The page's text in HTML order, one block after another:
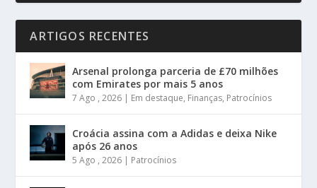
ARTIGOS RECENTES
Arsenal prolonga parceria de £70 milhões
com Emirates por mais 5 anos
7 Ago , 2026 | Em destaque, Finanças, Patrocínios
Croácia assina com a Adidas e deixa Nike
após 26 anos
5 Ago , 2026 | Patrocínios